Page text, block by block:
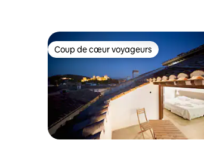
Coup de cœur voyageurs
Coup de cœur voyageurs